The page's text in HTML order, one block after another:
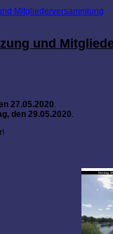
Mitgliederversammlung
und
27.05.2020.
den 29.05.2020.